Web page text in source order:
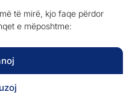
të mirë, kjo faqe përdor
e mëposhtme: